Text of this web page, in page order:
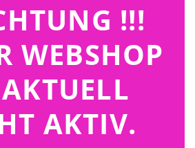
!!!
WEBSHOP
AKTIV.